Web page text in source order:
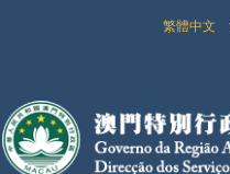
繁體中文